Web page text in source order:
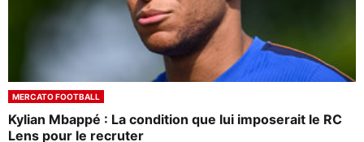
MERCATO FOOTBALL
Kylian Mbappé : La condition que lui imposerait le RC
Lens pour le recruter